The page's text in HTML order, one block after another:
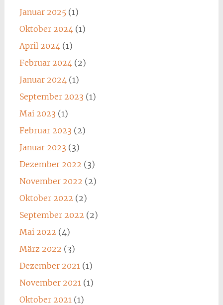
Januar 2025(1)
Oktober 2024 (1)
April 2024 (1)
Februar 2024 (2)
Januar 2024 (1)
September 2023 (1)
Mai 2023 (1)
Februar 2023 (2)
Januar 2023 (3)
Dezember 2022 (3)
November 2022 (2)
Oktober 2022 (2)
September 2022 (2)
Mai 2022 (4)
März 2022 (3)
Dezember 2021 (1)
November 2021 (1)
Oktober 2021 (1)